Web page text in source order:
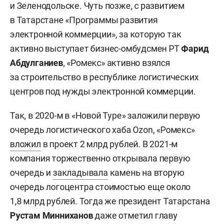
и Зеленодольске. Чуть позже, с развитием
в Татарстане «Программы развития
электронной коммерции», за которую так
активно выступает бизнес-омбудсмен РТФарид
Абдулганиев, «Ромекс» активно взялся
за строительство в республике логистических
центров под нужды электронной коммерции.
Так, в 2020-м в «Новой Туре» заложили первую
очередь логистического хаба Ozon, «Ромекс»
вложил в проект 2 млрд рублей. В 2021-м
компания торжественно открывала первую
очередь изакладывала камень на вторую
очередь логоцентра стоимостью еще около
1,8 млрд рублей. Тогда же президент Татарстана
Рустам Миннихановдаже отметил главу